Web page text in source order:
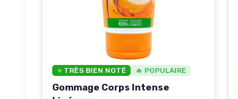
⭐ TRÈS BIEN NOTÉ 🔥 POPULAIRE
Gommage Corps Intense